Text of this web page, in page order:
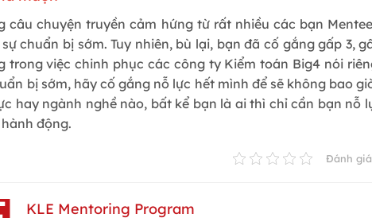
câu chuyện truyền cảm hứng từ rất nhiều các bạn
chuẩn bị sớm. Tuy nhiên, bù lại, bạn đã cố gắng gấp 3,
trong việc chinh phục các công ty Kiểm toán Big4 nói
bị sớm, hãy cố gắng nỗ lực hết mình để sẽ không bao
hay ngành nghề nào, bất kể bạn là ai thì chỉ cần bạn
động.
Đánh giá
KLE Mentoring Program